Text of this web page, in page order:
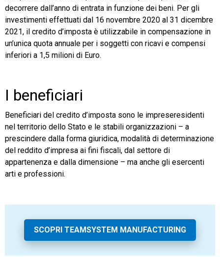
decorrere dall’anno di entrata in funzione dei beni. Per gli
investimenti effettuati dal 16 novembre 2020 al 31 dicembre
2021, il credito d’imposta è utilizzabile in compensazione in
un’unica quota annuale per i soggetti con ricavi e compensi
inferiori a 1,5 milioni di Euro.
I beneficiari
Beneficiari del credito d’imposta sono le impreseresidenti
nel territorio dello Stato e le stabili organizzazioni – a
prescindere dalla forma giuridica, modalità di determinazione
del reddito d’impresa ai fini fiscali, dal settore di
appartenenza e dalla dimensione – ma anche gli esercenti
arti e professioni.
SCOPRI TEAMSYSTEM MANUFACTURING